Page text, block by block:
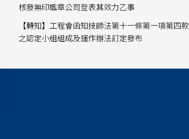
核發無印鑑章公司登表其效力乙事
【轉知】工程會函知技師法第十一條第一項第四款
之認定小組組成及運作辦法訂定發布